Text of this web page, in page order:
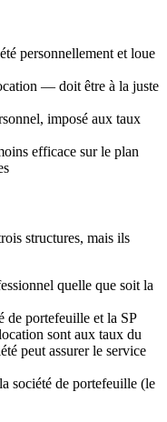
personnellement et loue
— doit être à la juste
imposé aux taux
efficace sur le plan
structures, mais ils
quelle que soit la
de portefeuille et la SP
sont aux taux du
peut assurer le service
société de portefeuille (le